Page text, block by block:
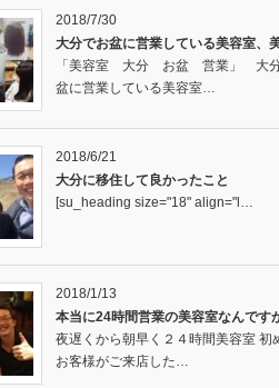
2018/7/30
大分でお盆に営業している美容室、
「美容室 大分 お盆 営業」 大
盆に営業している美容室…
2018/6/21
大分に移住して良かったこと
[su_heading size="18" align="l…
2018/1/13
本当に24時間営業の美容室なんです
夜遅くから朝早く２４時間美容室 初
お客様がご来店した…